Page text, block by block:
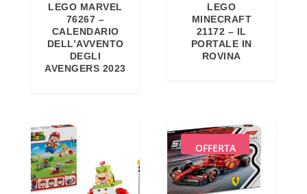
LEGO MARVEL
76267 –
CALENDARIO
DELL’AVVENTO
DEGLI
AVENGERS 2023
LEGO
MINECRAFT
21172 – IL
PORTALE IN
ROVINA
OFFERTA